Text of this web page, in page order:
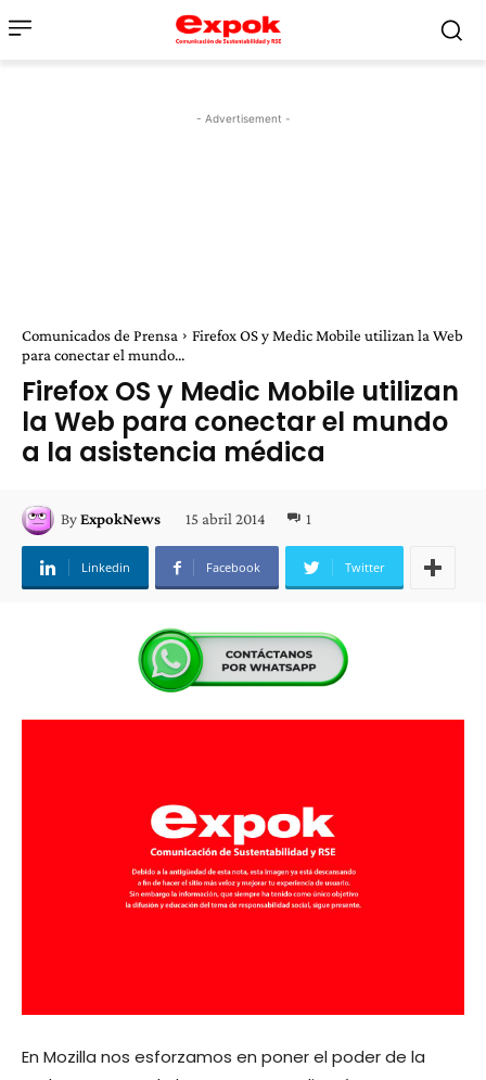
- Advertisement -
Comunicados de Prensa
Firefox OS y Medic Mobile utilizan la Web
para conectar el mundo...
Firefox OS y Medic Mobile utilizan
la Web para conectar el mundo
a la asistencia médica
ByExpokNews 15 abril 2014 1
Linkedin Facebook Twitter
En Mozilla nos esforzamos en poner el poder de la